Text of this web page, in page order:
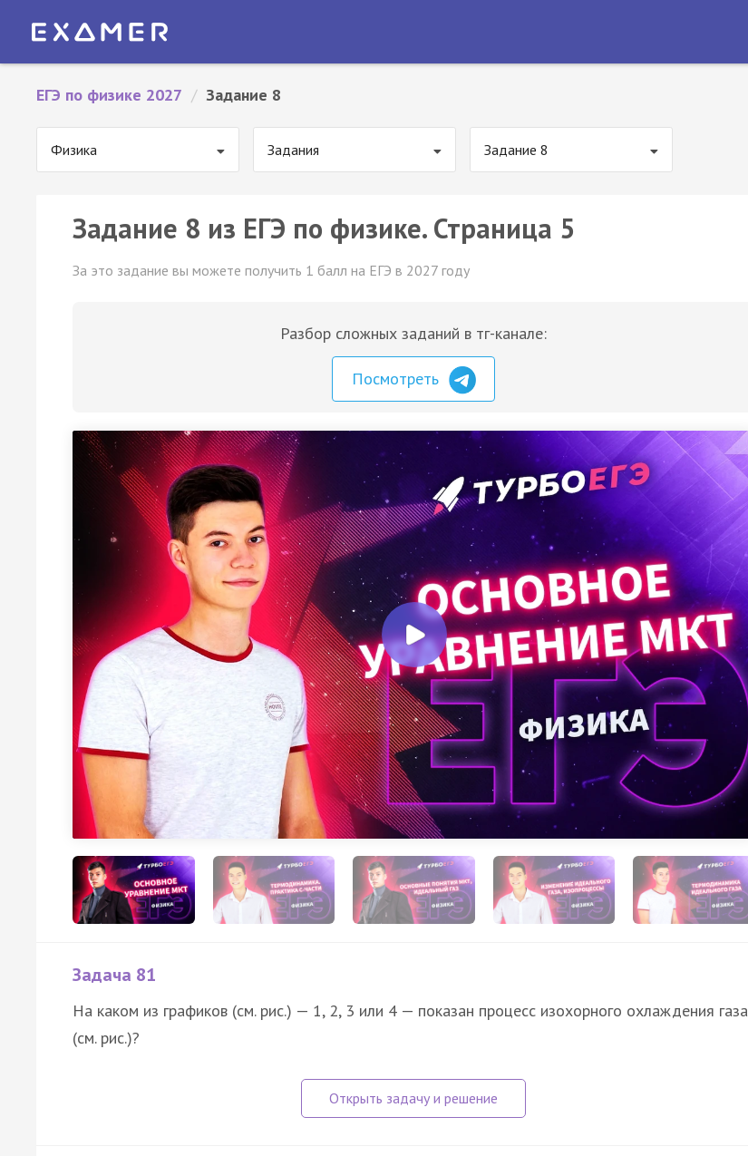
ЕГЭ по физике 2027 / Задание 8
Физика Задания Задание 8
Задание 8 из ЕГЭ по физике. Страница 5
За это задание вы можете получить 1 балл на ЕГЭ в 2027 году
Разбор сложных заданий в тг-канале:
Посмотреть
Задача 81
На каком из графиков (см. рис.) — 1, 2, 3 или 4 — показан процесс изохорного охлаждения газа
(см. рис.)?